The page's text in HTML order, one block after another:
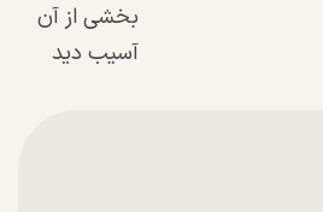
بخشی از آن
آسیب دید